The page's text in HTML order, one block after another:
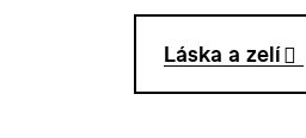
Láska a zelí